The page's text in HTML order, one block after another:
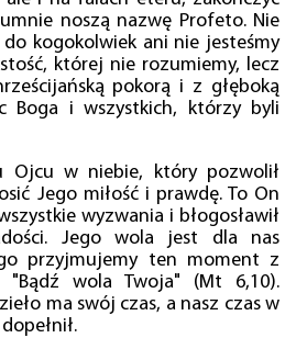
noszą nazwę Profeto. Nie
kogokolwiek ani nie jesteśmy
której nie rozumiemy, lecz
pokorą i z głęboką
Boga i wszystkich, którzy byli
Ojcu w niebie, który pozwolił
Jego miłość i prawdę. To On
wyzwania i błogosławił
Jego wola jest dla nas
przyjmujemy ten moment z
"Bądź wola Twoja" (Mt 6,10).
ma swój czas, a nasz czas w